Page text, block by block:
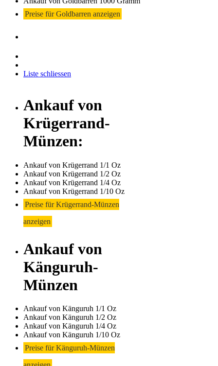
Preise für Goldbarren anzeigen
Liste schliessen
Ankauf von
Krügerrand-
Münzen:
Ankauf von Krügerrand 1/1 Oz
Ankauf von Krügerrand 1/2 Oz
Ankauf von Krügerrand 1/4 Oz
Ankauf von Krügerrand 1/10 Oz
Preise für Krügerrand-Münzen
anzeigen
Ankauf von
Känguruh-
Münzen
Ankauf von Känguruh 1/1 Oz
Ankauf von Känguruh 1/2 Oz
Ankauf von Känguruh 1/4 Oz
Ankauf von Känguruh 1/10 Oz
Preise für Känguruh-Münzen